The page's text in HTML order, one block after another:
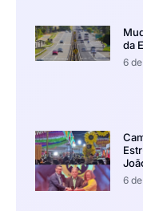
da
6
6